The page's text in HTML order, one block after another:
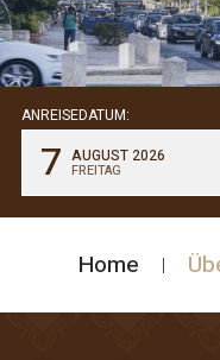
ANREISEDATUM:
7 AUGUST 2026
FREITAG
Home